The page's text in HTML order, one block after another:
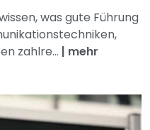
was gute Führung
zahlre... | mehr